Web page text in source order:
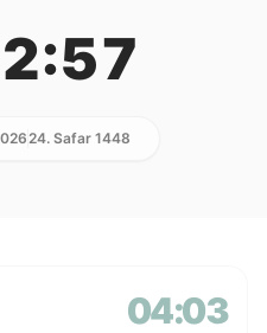
24. Safar 1448
04:03